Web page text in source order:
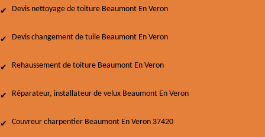
Devis nettoyage de toiture Beaumont En Veron
Devis changement de tuile Beaumont En Veron
Rehaussement de toiture Beaumont En Veron
Réparateur, installateur de velux Beaumont En Veron
Couvreur charpentier Beaumont En Veron 37420